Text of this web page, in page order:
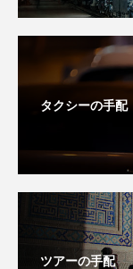
タクシーの手配
ツアーの手配